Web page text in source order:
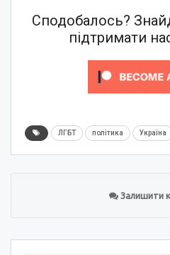
Сподобалось?
підтримати
ЛГБТ політика Україна
Залишити